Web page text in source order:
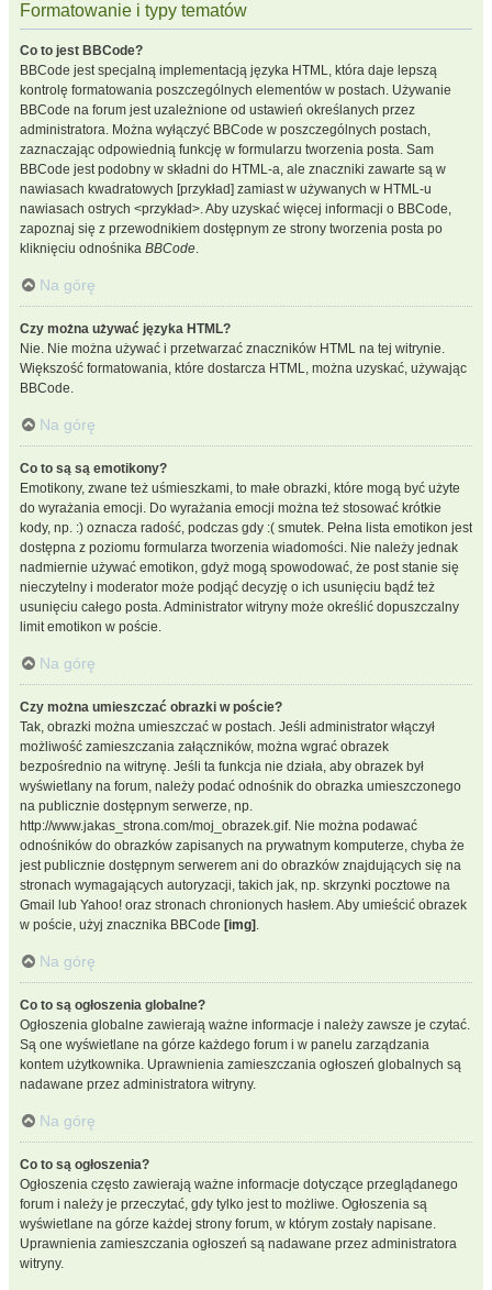
Formatowanie i typy tematów
Co to jest BBCode?
BBCode jest specjalną implementacją języka HTML, która daje lepszą
kontrolę formatowania poszczególnych elementów w postach. Używanie
BBCode na forum jest uzależnione od ustawień określanych przez
administratora. Można wyłączyć BBCode w poszczególnych postach,
zaznaczając odpowiednią funkcję w formularzu tworzenia posta. Sam
BBCode jest podobny w składni do HTML-a, ale znaczniki zawarte są w
nawiasach kwadratowych [przykład] zamiast w używanych w HTML-u
nawiasach ostrych <przykład>. Aby uzyskać więcej informacji o BBCode,
zapoznaj się z przewodnikiem dostępnym ze strony tworzenia posta po
kliknięciu odnośnika BBCode.
Na górę
Czy można używać języka HTML?
Nie. Nie można używać i przetwarzać znaczników HTML na tej witrynie.
Większość formatowania, które dostarcza HTML, można uzyskać, używając
BBCode.
Na górę
Co to są są emotikony?
Emotikony, zwane też uśmieszkami, to małe obrazki, które mogą być użyte
do wyrażania emocji. Do wyrażania emocji można też stosować krótkie
kody, np. :) oznacza radość, podczas gdy :( smutek. Pełna lista emotikon jest
dostępna z poziomu formularza tworzenia wiadomości. Nie należy jednak
nadmiernie używać emotikon, gdyż mogą spowodować, że post stanie się
nieczytelny i moderator może podjąć decyzję o ich usunięciu bądź też
usunięciu całego posta. Administrator witryny może określić dopuszczalny
limit emotikon w poście.
Na górę
Czy można umieszczać obrazki w poście?
Tak, obrazki można umieszczać w postach. Jeśli administrator włączył
możliwość zamieszczania załączników, można wgrać obrazek
bezpośrednio na witrynę. Jeśli ta funkcja nie działa, aby obrazek był
wyświetlany na forum, należy podać odnośnik do obrazka umieszczonego
na publicznie dostępnym serwerze, np.
http://www.jakas_strona.com/moj_obrazek.gif. Nie można podawać
odnośników do obrazków zapisanych na prywatnym komputerze, chyba że
jest publicznie dostępnym serwerem ani do obrazków znajdujących się na
stronach wymagających autoryzacji, takich jak, np. skrzynki pocztowe na
Gmail lub Yahoo! oraz stronach chronionych hasłem. Aby umieścić obrazek
w poście, użyj znacznika BBCode [img] .
Na górę
Co to są ogłoszenia globalne?
Ogłoszenia globalne zawierają ważne informacje i należy zawsze je czytać.
Są one wyświetlane na górze każdego forum i w panelu zarządzania
kontem użytkownika. Uprawnienia zamieszczania ogłoszeń globalnych są
nadawane przez administratora witryny.
Na górę
Co to są ogłoszenia?
Ogłoszenia często zawierają ważne informacje dotyczące przeglądanego
forum i należy je przeczytać, gdy tylko jest to możliwe. Ogłoszenia są
wyświetlane na górze każdej strony forum, w którym zostały napisane.
Uprawnienia zamieszczania ogłoszeń są nadawane przez administratora
witryny.